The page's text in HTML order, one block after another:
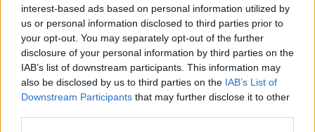
interest-based ads based on personal information utilized by
us or personal information disclosed to third parties prior to
your opt-out. You may separately opt-out of the further
disclosure of your personal information by third parties on the
IAB’s list of downstream participants. This information may
also be disclosed by us to third parties on the IAB’s List of
Downstream Participants that may further disclose it to other